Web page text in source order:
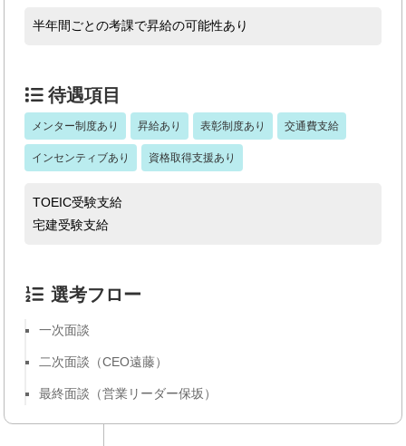
半年間ごとの考課で昇給の可能性あり
待遇項目
メンター制度あり 昇給あり 表彰制度あり 交通費支給
インセンティブあり 資格取得支援あり
TOEIC受験支給
宅建受験支給
選考フロー
一次面談
二次面談（CEO遠藤）
最終面談（営業リーダー保坂）